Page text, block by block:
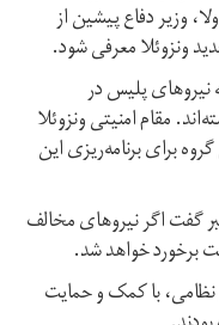
وزیر دفاع پیشین از
ونزوئلا معرفی شود.
نیروهای پلیس در
مقام امنیتی ونزوئلا
برای برنامه‌ریزی این
گفت اگر نیروهای مخالف
برخورد خواهد شد.
با کمک و حمایت